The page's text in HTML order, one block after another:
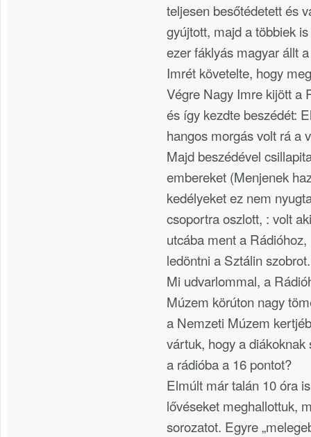
teljesen besőtédetett és
gyújtott, majd a többiek
ezer fáklyás magyar állt
Imrét követelte, hogy
Végre Nagy Imre kijött a
és így kezdte beszédét:
hangos morgás volt rá a
Majd beszédével
embereket (Menjenek
kedélyeket ez nem
csoportra oszlott, : volt
utcába ment a
ledöntni a Sztálin szobrot.
Mi udvarlommal, a
Múzem körúton nagy
a Nemzeti Múzem
vártuk, hogy a
a rádióba a 16 pontot?
Elmúlt már talán 10 óra
lővéseket meghallottuk,
sorozatot. Egyre